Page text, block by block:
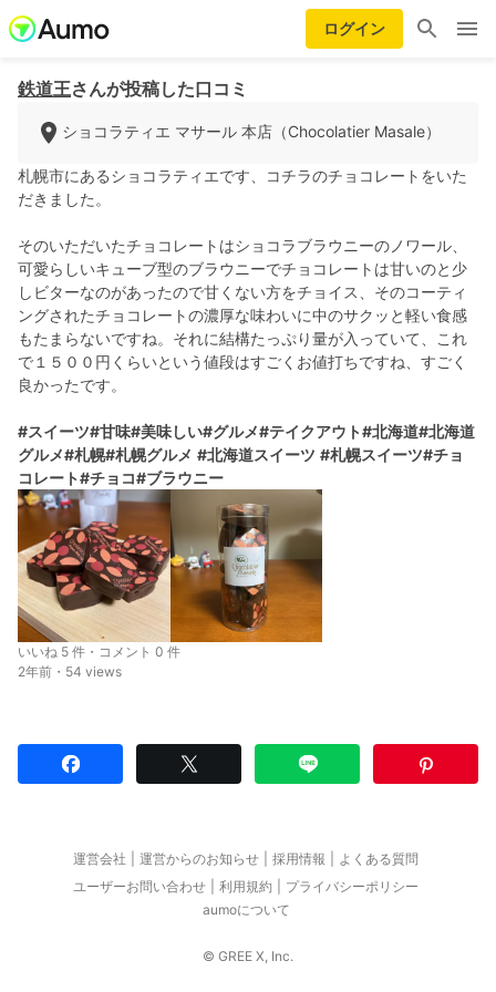
ログイン
鉄道王さんが投稿した口コミ
ショコラティエ マサール 本店（Chocolatier Masale）
札幌市にあるショコラティエです、コチラのチョコレートをいた
だきました。
そのいただいたチョコレートはショコラブラウニーのノワール、
可愛らしいキューブ型のブラウニーでチョコレートは甘いのと少
しビターなのがあったので甘くない方をチョイス、そのコーティ
ングされたチョコレートの濃厚な味わいに中のサクッと軽い食感
もたまらないですね。それに結構たっぷり量が入っていて、これ
で１５００円くらいという値段はすごくお値打ちですね、すごく
良かったです。
#スイーツ#甘味#美味しい#グルメ#テイクアウト#北海道#北海道
グルメ#札幌#札幌グルメ #北海道スイーツ #札幌スイーツ#チョ
コレート#チョコ#ブラウニー
いいね 5 件・コメント 0 件
2年前・54 views
運営会社 運営からのお知らせ 採用情報
よくある質問
ユーザーお問い合わせ
利用規約
プライバシーポリシー
aumoについて
© GREE X, Inc.